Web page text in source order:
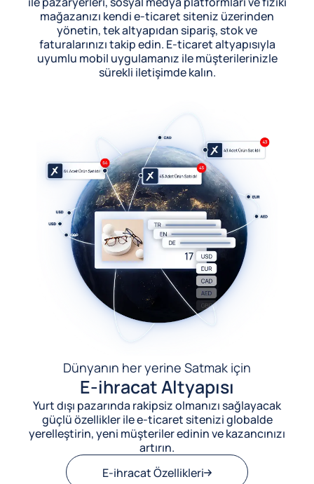
mağazanızı kendi e-ticaret siteniz üzerinden
yönetin, tek altyapıdan sipariş, stok ve
faturalarınızı takip edin. E-ticaret altyapısıyla
uyumlu mobil uygulamanız ile müşterilerinizle
sürekli iletişimde kalın.
Dünyanın her yerine Satmak için
E-ihracat Altyapısı
Yurt dışı pazarında rakipsiz olmanızı sağlayacak
güçlü özellikler ile e-ticaret sitenizi globalde
yerelleştirin, yeni müşteriler edinin ve kazancınızı
artırın.
E-ihracat Özellikleri